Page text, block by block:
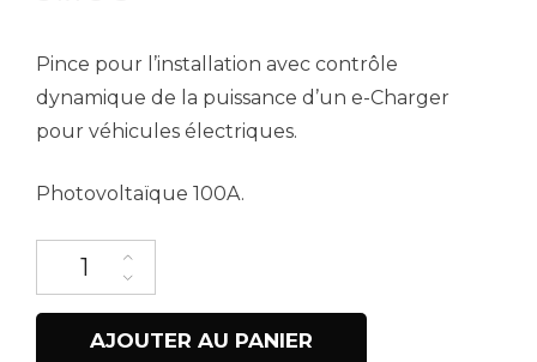
Pince pour l’installation avec contrôle
dynamique de la puissance d’un e-Charger
pour véhicules électriques.
Photovoltaïque 100A.
AJOUTER AU PANIER